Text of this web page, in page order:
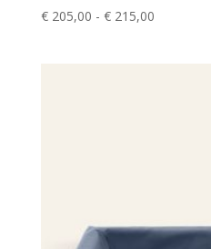
€205,00 - €215,00Prijsklasse: